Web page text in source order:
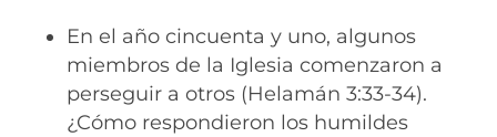
En el año cincuenta y uno, algunos
miembros de la Iglesia comenzaron a
perseguir a otros (Helamán 3:33-34).
¿Cómo respondieron los humildes